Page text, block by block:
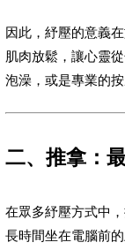
因此，紓壓的意義
肌肉放鬆，讓心靈
泡澡，或是專業的
二、推拿：
在眾多紓壓方式中
長時間坐在電腦前